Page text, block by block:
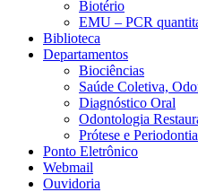
Biotério
EMU – PCR
Biblioteca
Departamentos
Biociências
Saúde Coletiva,
Diagnóstico Oral
Odontologia
Prótese e Periodontia
Ponto Eletrônico
Webmail
Ouvidoria